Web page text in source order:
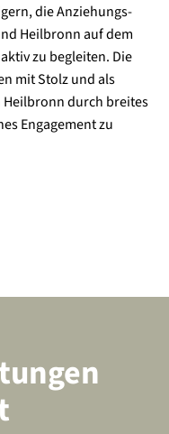
die Anziehungs-
Heilbronn auf dem
zu begleiten. Die
mit Stolz und als
Heilbronn durch breites
Engagement zu